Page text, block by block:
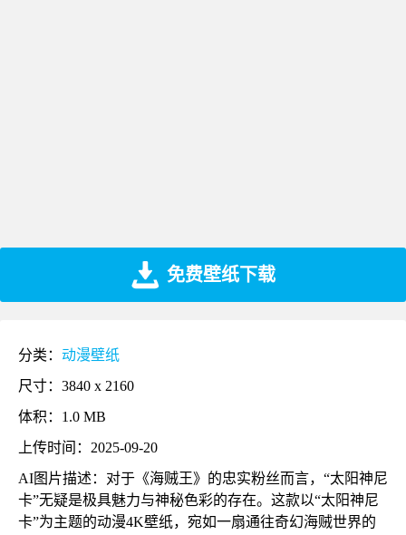
免费壁纸下载
分类： 动漫壁纸
尺寸：3840 x 2160
体积：1.0 MB
上传时间：2025-09-20
AI图片描述：对于《海贼王》的忠实粉丝而言，“太阳神尼
卡”无疑是极具魅力与神秘色彩的存在。这款以“太阳神尼
卡”为主题的动漫4K壁纸，宛如一扇通往奇幻海贼世界的